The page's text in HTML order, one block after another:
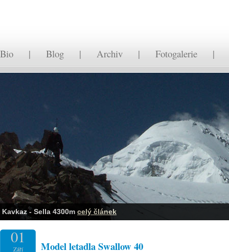
Bio | Blog | Archiv | Fotogalerie
Kavkaz - Sella 4300m celý článek
01
Září Model letadla Swallow 40